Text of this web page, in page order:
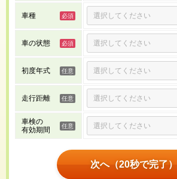
車種
車の状態
初度年式
走行距離
車検の
有効期間
次へ（20秒で完了）